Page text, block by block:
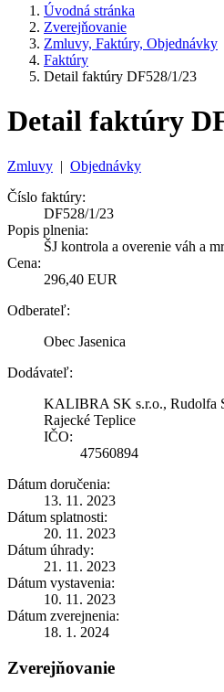
Úvodná stránka
Zverejňovanie
Zmluvy, Faktúry, Objednávky
Faktúry
Detail faktúry DF528/1/23
Detail faktúry
Zmluvy | Objednávky
Číslo faktúry:
DF528/1/23
Popis plnenia:
ŠJ kontrola a overenie váh a
Cena:
296,40 EUR
Odberateľ:
Obec Jasenica
Dodávateľ:
KALIBRA SK s.r.o., Rudolfa
Rajecké Teplice
IČO:
47560894
Dátum doručenia:
13. 11. 2023
Dátum splatnosti:
20. 11. 2023
Dátum úhrady:
21. 11. 2023
Dátum vystavenia:
10. 11. 2023
Dátum zverejnenia:
18. 1. 2024
Zverejňovanie